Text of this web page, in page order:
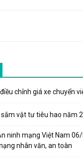
chỉnh giá xe chuyển
vật tư tiêu hao năm
ninh mạng Việt Nam
nhân văn, an toàn